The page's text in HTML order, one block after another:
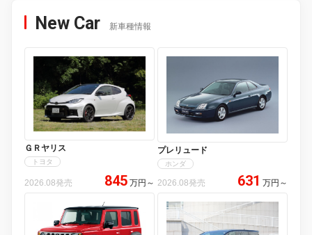
New Car 新車種情報
ＧＲヤリス
トヨタ
2026.08発売 845 万円 ～
プレリュード
ホンダ
2026.08発売 631 万円 ～